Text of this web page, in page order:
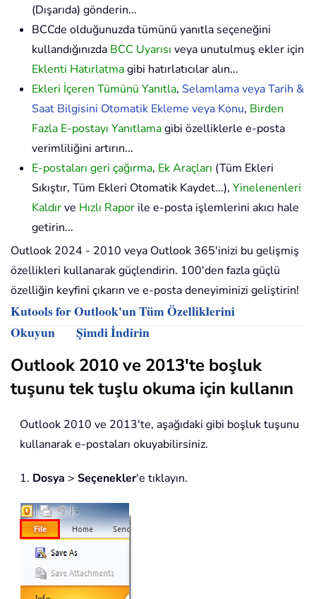
(Dışarıda) gönderin...
BCCde olduğunuzda tümünü yanıtla seçeneğini
kullandığınızda BCC Uyarısı veya unutulmuş ekler için
Eklenti Hatırlatmagibi hatırlatıcılar alın...
Ekleri İçeren Tümünü Yanıtla, Selamlama veya Tarih &
Saat Bilgisini Otomatik Ekleme veya Konu, Birden
Fazla E-postayı Yanıtlamagibi özelliklerle e-posta
verimliliğini artırın...
E-postaları geri çağırma, Ek Araçları (Tüm Ekleri
Sıkıştır, Tüm Ekleri Otomatik Kaydet...), Yinelenenleri
Kaldırve Hızlı Rapor ile e-posta işlemlerini akıcı hale
getirin...
Outlook 2024 - 2010 veya Outlook 365'inizi bu gelişmiş
özellikleri kullanarak güçlendirin. 100'den fazla güçlü
özelliğin keyfini çıkarın ve e-posta deneyiminizi geliştirin!
Kutools for Outlook'un Tüm Özelliklerini
Okuyun
Şimdi İndirin
Outlook 2010 ve 2013'te boşluk
tuşunu tek tuşlu okuma için kullanın
Outlook 2010 ve 2013'te, aşağıdaki gibi boşluk tuşunu
kullanarak e-postaları okuyabilirsiniz.
1. Dosya > Seçenekler'e tıklayın.